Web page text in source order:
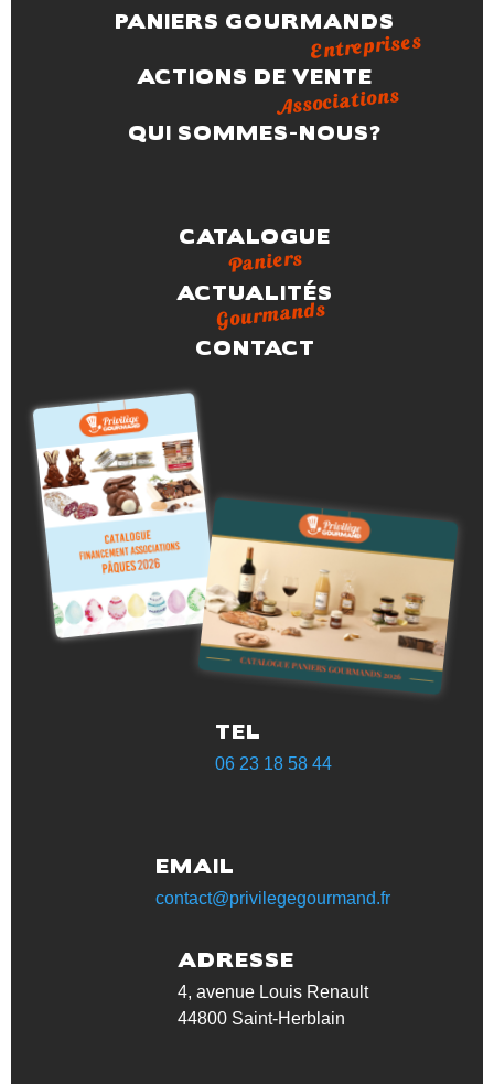
PANIERS GOURMANDS
Entreprises
ACTIONS DE VENTE
Associations
QUI SOMMES-NOUS?
CATALOGUE
Paniers
Gourmands
ACTUALITÉS
CONTACT
TEL
06 23 18 58 44‬
EMAIL
contact@privilegegourmand.fr
ADRESSE
4, avenue Louis Renault
44800 Saint-Herblain